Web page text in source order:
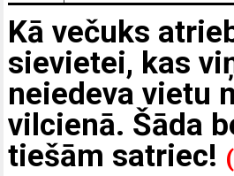
Kā večuks
sievietei, kas
neiedeva vietu
vilcienā. Šāda
tiešām satriec!